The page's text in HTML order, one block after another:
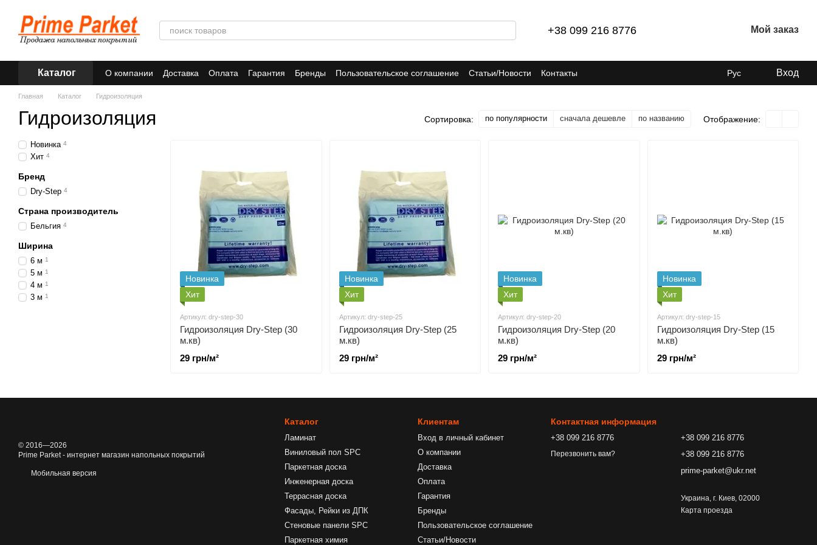
+38 099 216 8776 Мой заказ
Каталог О компании Доставка Оплата Гарантия Бренды Пользовательское соглашение Статьи/Новости Контакты Рус Вход
Главная Каталог Гидроизоляция
Гидроизоляция Сортировка: по популярности сначала дешевле по названию Отображение:
Новинка
Хит
Артикул: dry-step-30
Гидроизоляция Dry-Step (30
м.кв)
29 грн/м²
Новинка
Хит
Артикул: dry-step-25
Гидроизоляция Dry-Step (25
м.кв)
29 грн/м²
Новинка
Хит
Артикул: dry-step-20
Гидроизоляция Dry-Step (20
м.кв)
29 грн/м²
Новинка
Хит
Артикул: dry-step-15
Гидроизоляция Dry-Step (15
м.кв)
29 грн/м²
Новинка 4
Хит 4
Бренд
Dry-Step 4
Страна производитель
Бельгия 4
Ширина
6 м 1
5 м 1
4 м 1
3 м 1
© 2016—2026
Prime Parket - интернет магазин напольных покрытий
Мобильная версия
Каталог
Ламинат
Виниловый пол SPC
Паркетная доска
Инженерная доска
Террасная доска
Фасады, Рейки из ДПК
Стеновые панели SPC
Паркетная химия
Клиентам
Вход в личный кабинет
О компании
Доставка
Оплата
Гарантия
Бренды
Пользовательское соглашение
Статьи/Новости
Контактная информация
+38 099 216 8776
Перезвонить вам?
+38 099 216 8776
+38 099 216 8776
prime-parket@ukr.net
Украина, г. Киев, 02000
Карта проезда